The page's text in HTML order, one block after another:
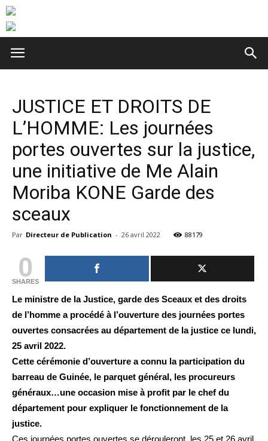
JUSTICE ET DROITS DE
L’HOMME: Les journées
portes ouvertes sur la justice,
une initiative de Me Alain
Moriba KONE Garde des
sceaux
Par Directeur de Publication - 26 avril 2022 88179
0
SHARES
Le ministre de la Justice, garde des Sceaux et des droits
de l’homme a procédé à l’ouverture des journées portes
ouvertes consacrées au département de la justice ce lundi,
25 avril 2022.
Cette cérémonie d’ouverture a connu la participation du
barreau de Guinée, le parquet général, les procureurs
généraux…une occasion mise à profit par le chef du
département pour expliquer le fonctionnement de la
justice.
Ces journées portes ouvertes se dérouleront les 25 et 26 avril.